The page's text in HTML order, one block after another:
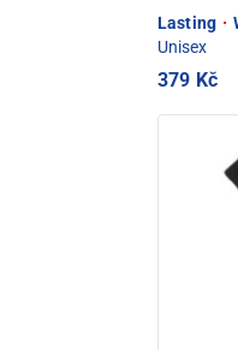
Lasting ·
Unisex
379 Kč